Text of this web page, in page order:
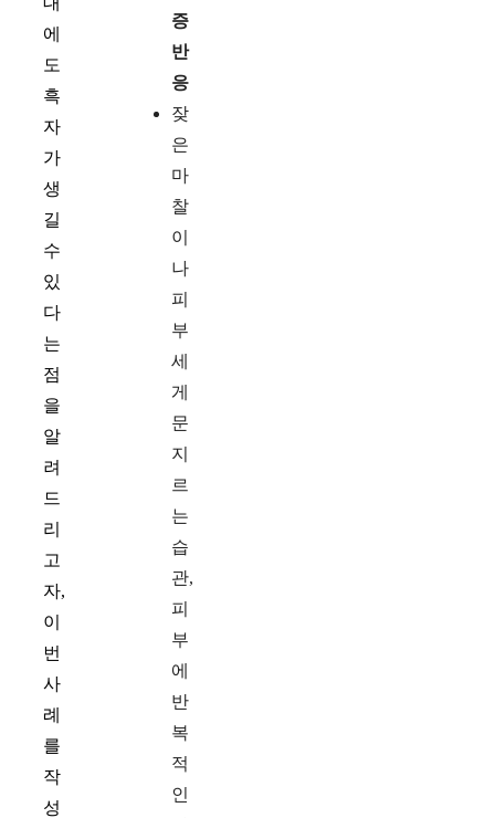
에
도
흑
자
가
생
길
수
있
다
는
점
을
알
려
드
리
고
자,
이
번
사
례
를
작
성
증
반
응
잦
은
마
찰
이
나
피
부
세
게
문
지
르
는
습
관,
피
부
에
반
복
적
인